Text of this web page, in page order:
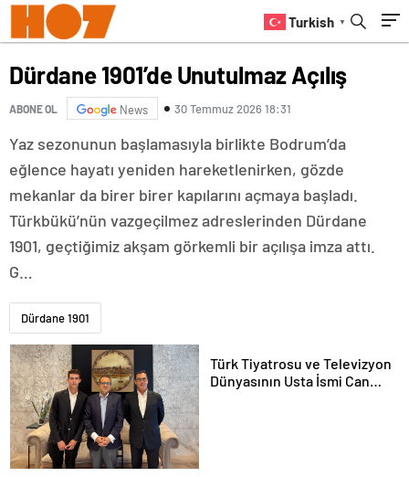
Turkish ▼
Dürdane 1901’de Unutulmaz Açılış
ABONE OL News 30 Temmuz 2026 18:31
Yaz sezonunun başlamasıyla birlikte Bodrum’da
eğlence hayatı yeniden hareketlenirken, gözde
mekanlar da birer birer kapılarını açmaya başladı.
Türkbükü’nün vazgeçilmez adreslerinden Dürdane
1901, geçtiğimiz akşam görkemli bir açılışa imza attı.
G…
Dürdane 1901
Türk Tiyatrosu ve Televizyon
Dünyasının Usta İsmi Can